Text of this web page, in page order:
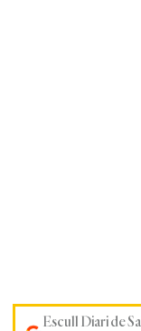
Escull Diari de